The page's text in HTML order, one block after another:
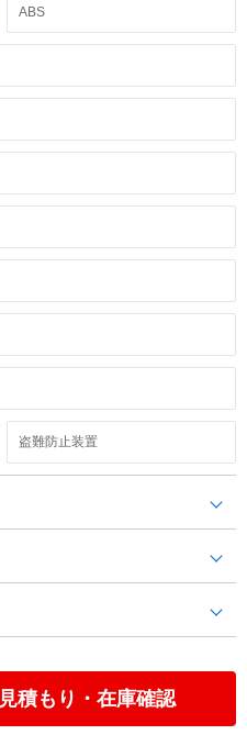
ABS
盗難防止装置
見積もり・在庫確認